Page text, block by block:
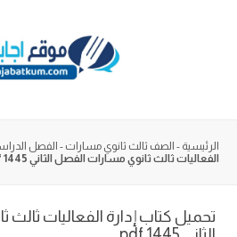
الرئيسية - الصف ثالث ثانوي مسارات - الفصل
الفعاليات ثالث ثانوي مسارات الفصل الثاني 1445 pdf
تحميل كتاب إدارة الفعاليات